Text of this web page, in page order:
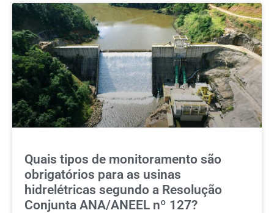
Quais tipos de monitoramento são
obrigatórios para as usinas
hidrelétricas segundo a Resolução
Conjunta ANA/ANEEL nº 127?